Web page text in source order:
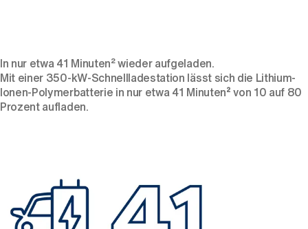
In nur etwa 41 Minuten² wieder aufgeladen.
Mit einer 350-kW-Schnellladestation lässt sich die Lithium-
Ionen-Polymerbatterie in nur etwa 41 Minuten²von 10 auf 80
Prozent aufladen.